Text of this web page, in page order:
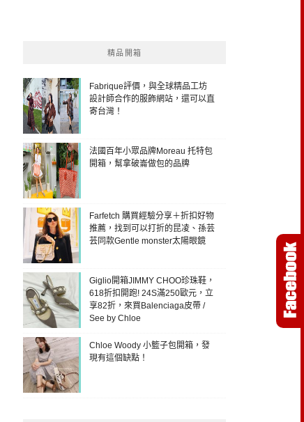
精品開箱
Fabrique評價，與全球精品工坊
設計師合作的服飾網站，還可以直
寄台灣！
法國百年小眾品牌Moreau 托特包
開箱，幫拿破崙做包的品牌
Farfetch 購買經驗分享＋折扣好物
推薦，找到可以打折的昆凌、孫芸
芸同款Gentle monster太陽眼鏡
Giglio開箱JIMMY CHOO珍珠鞋，
618折扣開跑! 24S滿250歐元，立
享82折，來買Balenciaga皮帶 /
See by Chloe
Chloe Woody 小籃子包開箱，發
現有這個缺點！